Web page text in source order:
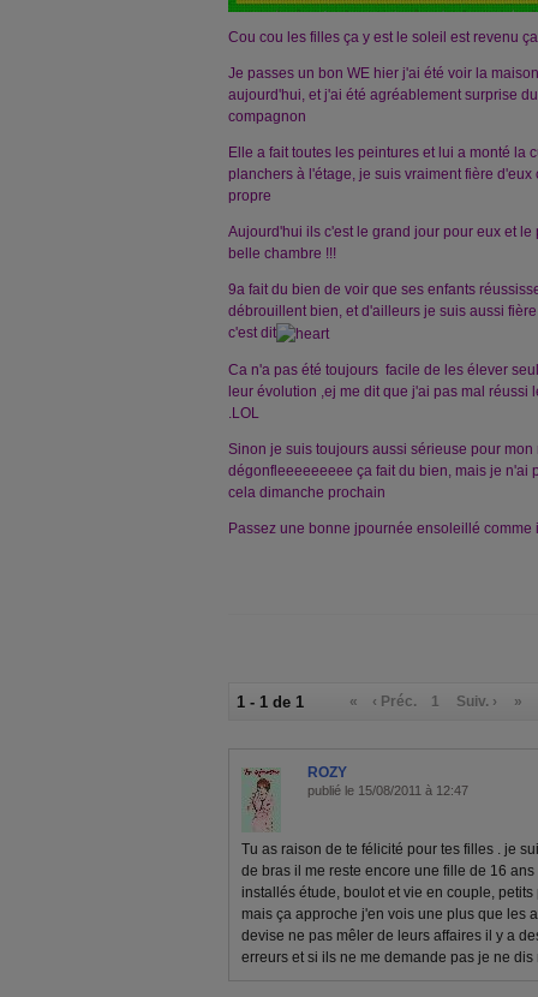
Cou cou les filles ça y est le soleil est revenu
Je passes un bon WE hier j'ai été voir la
aujourd'hui, et j'ai été agréablement surprise
compagnon
Elle a fait toutes les peintures et lui a monté la
planchers à l'étage, je suis vraiment fière
propre
Aujourd'hui ils c'est le grand jour pour eux et le
belle chambre !!!
9a fait du bien de voir que ses enfants
débrouillent bien, et d'ailleurs je suis aussi
c'est dit
Ca n'a pas été toujours facile de les élever
leur évolution ,ej me dit que j'ai pas mal réussi
.LOL
Sinon je suis toujours aussi sérieuse pour
dégonfleeeeeeeee ça fait du bien, mais je n'ai
cela dimanche prochain
Passez une bonne jpournée ensoleillé comme
1 - 1 de 1 « ‹ Préc. 1 Suiv. › »
ROZY
publié le 15/08/2011 à 12:47
Tu as raison de te félicité pour tes filles . je
de bras il me reste encore une fille de 16
installés étude, boulot et vie en couple,
mais ça approche j'en vois une plus que les
devise ne pas mêler de leurs affaires il y a
erreurs et si ils ne me demande pas je ne